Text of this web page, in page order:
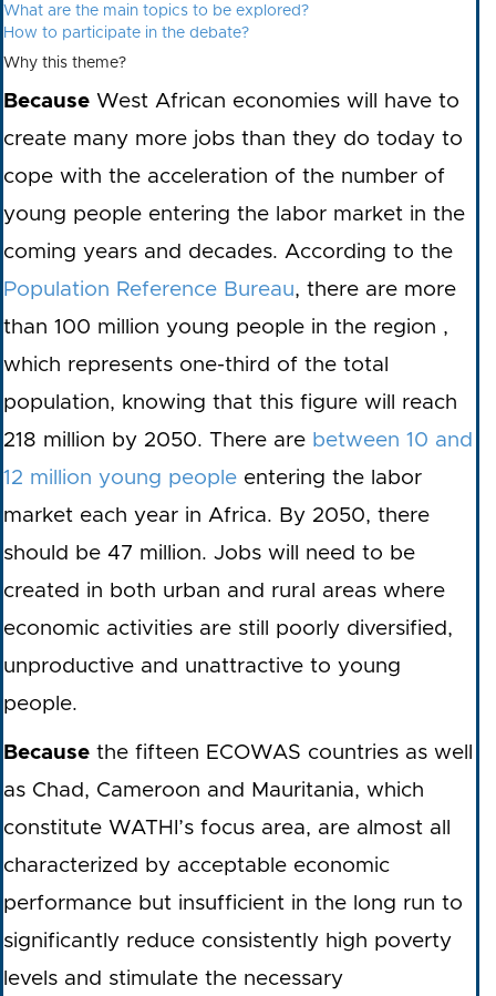
What are the main topics to be explored?
How to participate in the debate?
Why this theme?
Because West African economies will have to
create many more jobs than they do today to
cope with the acceleration of the number of
young people entering the labor market in the
coming years and decades. According to the
Population Reference Bureau, there are more
than 100 million young people in the region ,
which represents one-third of the total
population, knowing that this figure will reach
218 million by 2050. There are between 10 and
12 million young people entering the labor
market each year in Africa. By 2050, there
should be 47 million. Jobs will need to be
created in both urban and rural areas where
economic activities are still poorly diversified,
unproductive and unattractive to young
people.
Because the fifteen ECOWAS countries as well
as Chad, Cameroon and Mauritania, which
constitute WATHI’s focus area, are almost all
characterized by acceptable economic
performance but insufficient in the long run to
significantly reduce consistently high poverty
levels and stimulate the necessary